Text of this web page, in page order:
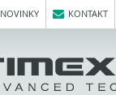
NOVINKY KONTAKT